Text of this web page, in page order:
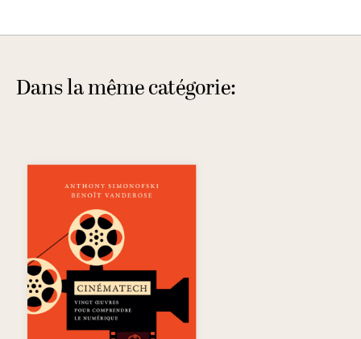
Dans la même catégorie: